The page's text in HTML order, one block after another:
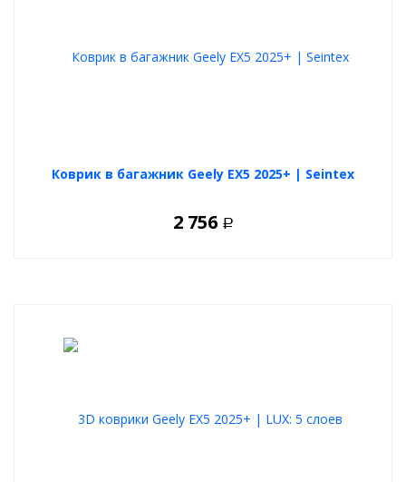
Коврик в багажник Geely EX5 2025+ | Seintex
2 756 Р